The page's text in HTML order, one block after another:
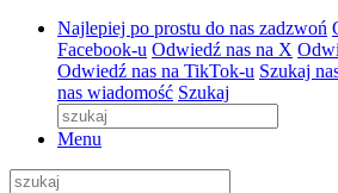
Najlepiej po prostu do nas zadzwoń
Facebook-u Odwiedź nas na X
Odwiedź nas na TikTok-u Szukaj
nas wiadomość Szukaj
Menu